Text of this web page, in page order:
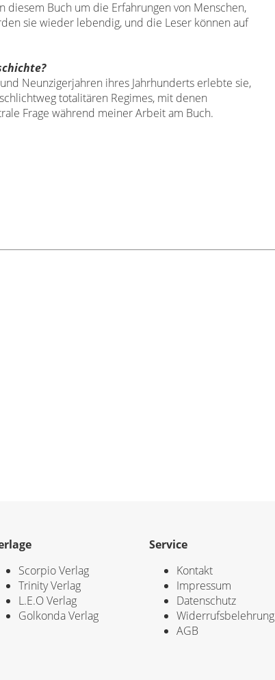
diesem Buch um die Erfahrungen von Menschen,
sie wieder lebendig, und die Leser können auf
Neunzigerjahren ihres Jahrhunderts erlebte sie,
schlichtweg totalitären Regimes, mit denen
Frage während meiner Arbeitam Buch.
Scorpio Verlag
Trinity Verlag
L.E.O Verlag
Golkonda Verlag
Service
Kontakt
Impressum
Datenschutz
Widerrufsbelehrung
AGB